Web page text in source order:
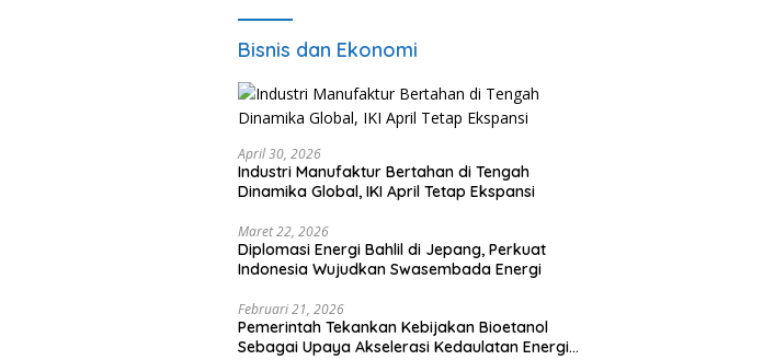
Bisnis dan Ekonomi
April 30, 2026
Industri Manufaktur Bertahan di Tengah
Dinamika Global, IKI April Tetap Ekspansi
Maret 22, 2026
Diplomasi Energi Bahlil di Jepang, Perkuat
Indonesia Wujudkan Swasembada Energi
Februari 21, 2026
Pemerintah Tekankan Kebijakan Bioetanol
Sebagai Upaya Akselerasi Kedaulatan Energi